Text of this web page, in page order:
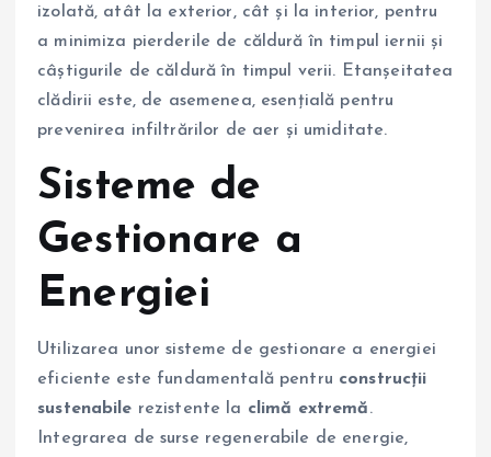
izolată, atât la exterior, cât și la interior, pentru
a minimiza pierderile de căldură în timpul iernii și
câștigurile de căldură în timpul verii. Etanșeitatea
clădirii este, de asemenea, esențială pentru
prevenirea infiltrărilor de aer și umiditate.
Sisteme de
Gestionare a
Energiei
Utilizarea unor sisteme de gestionare a energiei
eficiente este fundamentală pentru construcții
sustenabile rezistente la climă extremă.
Integrarea de surse regenerabile de energie,